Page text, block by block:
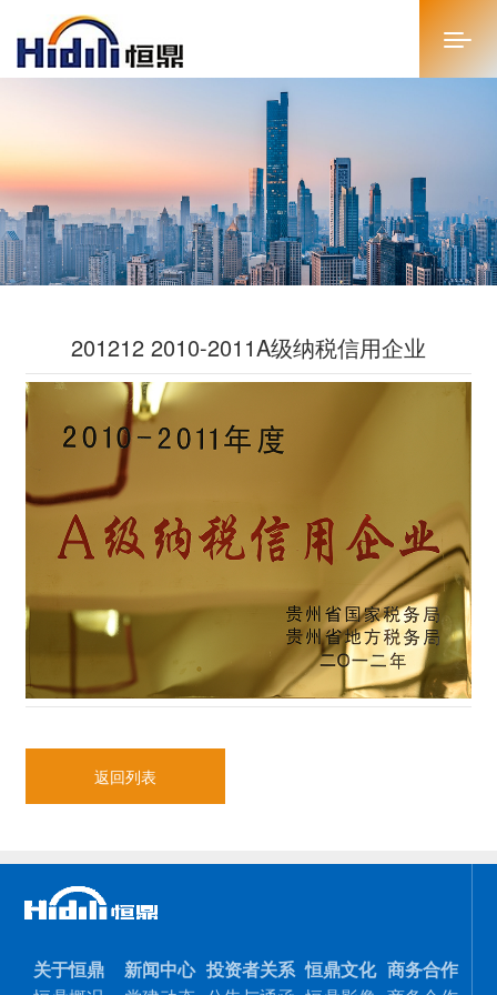
首页
关于恒鼎
新闻中心
恒鼎文化
人才招聘
201212 2010-2011A级纳税信用企业
返回列表
关于恒鼎
新闻中心 投资者关系 恒鼎文化 商务合作